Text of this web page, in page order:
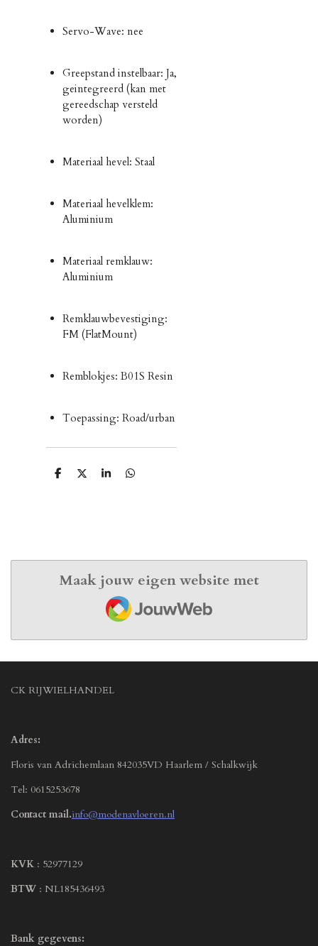
Servo-Wave: nee
Greepstand instelbaar: Ja,
geintegreerd (kan met
gereedschap versteld
worden)
Materiaal hevel: Staal
Materiaal hevelklem:
Aluminium
Materiaal remklauw:
Aluminium
Remklauwbevestiging:
FM (FlatMount)
Remblokjes: B01S Resin
Toepassing: Road/urban
D
D
S
D
Maak jouw eigen website met
JouwWeb
CK RIJWIELHANDEL
Adres:
Floris van Adrichemlaan 842035VD Haarlem / Schalkwijk
Tel: 0615253678
Contact mail.info@modenavloeren.nl
KVK : 52977129
BTW : NL185436493
Bank gegevens: